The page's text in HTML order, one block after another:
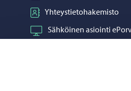
Yhteystietohakemisto
Sähköinen asiointi